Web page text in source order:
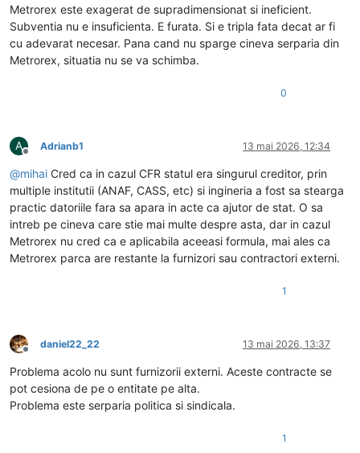
Metrorex este exagerat de supradimensionat si ineficient.
Subventia nu e insuficienta. E furata. Si e tripla fata decat ar fi
cu adevarat necesar. Pana cand nu sparge cineva serparia din
Metrorex, situatia nu se va schimba.
0
A
Deconectat
Adrianb1 13 mai 2026, 12:34
@mihai Cred ca in cazul CFR statul era singurul creditor, prin
multiple institutii (ANAF, CASS, etc) si ingineria a fost sa stearga
practic datoriile fara sa apara in acte ca ajutor de stat. O sa
intreb pe cineva care stie mai multe despre asta, dar in cazul
Metrorex nu cred ca e aplicabila aceeasi formula, mai ales ca
Metrorex parca are restante la furnizori sau contractori externi.
1
Deconectat
daniel22_22 13 mai 2026, 13:37
Problema acolo nu sunt furnizorii externi. Aceste contracte se
pot cesiona de pe o entitate pe alta.
Problema este serparia politica si sindicala.
1